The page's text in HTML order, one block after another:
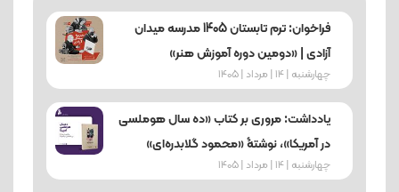
فراخوان: ترم تابستان 1405 مدرسه میدان
آزادی | «دومین دوره آموزش هنر»
چهارشنبه | 14 | مرداد | 1405
یادداشت: مروری بر کتاب «ده سال هوملسی
در آمریکا»، نوشتۀ «محمود گلابدره‌ای»
چهارشنبه | 14 | مرداد | 1405